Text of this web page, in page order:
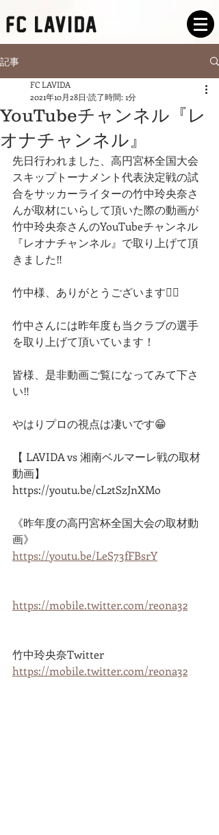
記事
YouTubeチャンネル『レ
オナチャンネル』
FC LAVIDA
2021年10月28日 読了時間: 1分
先日行われました、高円宮杯全国大会
スキップトーナメント代表決定戦の試
合をサッカーライターの竹中玲央奈さ
んが取材にいらして頂いた際の動画が
竹中玲央奈さんのYouTubeチャンネル
『レオナチャンネル』で取り上げて頂
きました‼️
竹中様、ありがとうございます🙇‍♂️
竹中さんには昨年度も当クラブの選手
を取り上げて頂いています！
皆様、是非動画ご覧になってみて下さ
い‼️
やはりプロの視点は凄いです😁
【 LAVIDA vs 湘南ベルマーレ戦の取材
動画】
https://youtu.be/cL2tSzJnXMo
《昨年度の高円宮杯全国大会の取材動
画》
https://youtu.be/LeS73fFBsrY
https://mobile.twitter.com/reona32
竹中玲央奈Twitter
https://mobile.twitter.com/reona32